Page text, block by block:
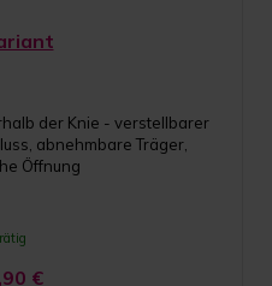
der Knie - verstellbarer
abnehmbare Träger,
Öffnung
€